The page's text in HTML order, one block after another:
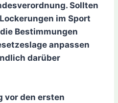
Sollten
im Sport
Bestimmungen
anpassen
darüber
vor den ersten